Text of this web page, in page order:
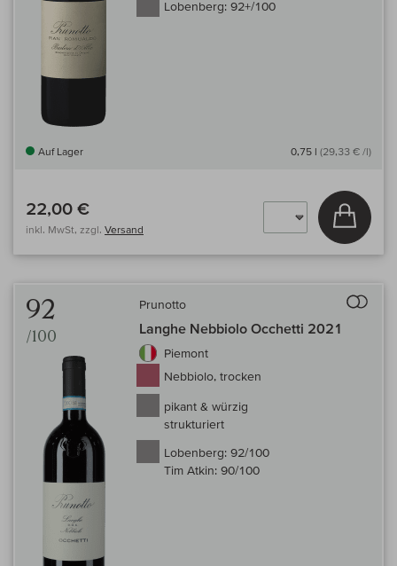
Lobenberg: 92+/100
Auf Lager 0,75 l (29,33 € /l)
22,00 €
inkl. MwSt, zzgl. Versand
In
92
/100
Prunotto
Langhe Nebbiolo Occhetti 2021
Piemont
Nebbiolo, trocken
pikant & würzig
strukturiert
Lobenberg: 92/100
Tim Atkin: 90/100